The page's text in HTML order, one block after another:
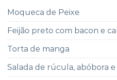
Moqueca de Peixe
Feijão preto com bacon e
Torta de manga
Salada de rúcula, abóbora